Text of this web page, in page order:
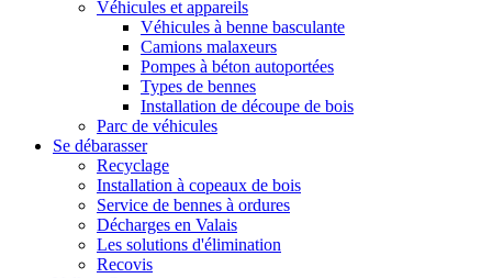
Véhicules et appareils
Véhicules à benne basculante
Camions malaxeurs
Pompes à béton autoportées
Types de bennes
Installation de découpe de bois
Parc de véhicules
Se débarasser
Recyclage
Installation à copeaux de bois
Service de bennes à ordures
Décharges en Valais
Les solutions d'élimination
Recovis